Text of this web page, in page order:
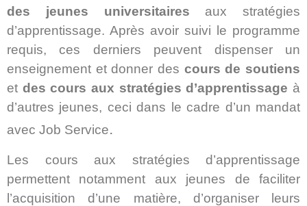
des jeunes universitaires aux stratégies
d’apprentissage. Après avoir suivi le programme
requis, ces derniers peuvent dispenser un
enseignement et donner des cours de soutiens
et des coursaux stratégies d’apprentissage à
d’autres jeunes, ceci dans le cadre d’un mandat
avec Job Service.
Les cours aux stratégies d’apprentissage
permettent notamment aux jeunes de faciliter
l’acquisition d’une matière, d’organiser leurs